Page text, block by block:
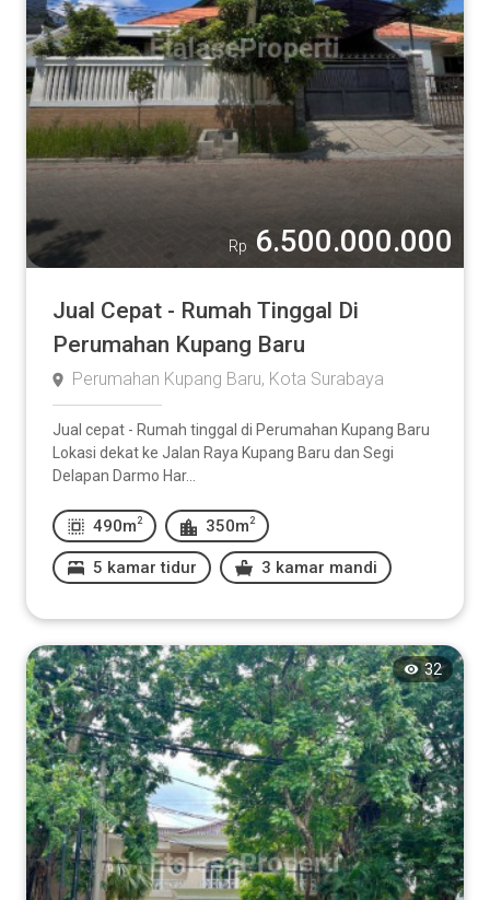
Rp 6.500.000.000
Jual Cepat - Rumah Tinggal Di
Perumahan Kupang Baru
Perumahan Kupang Baru, Kota Surabaya
Jual cepat - Rumah tinggal di Perumahan Kupang Baru
Lokasi dekat ke Jalan Raya Kupang Baru dan Segi
Delapan Darmo Har...
490m 2 350m 2
5 kamar tidur 3 kamar mandi
32